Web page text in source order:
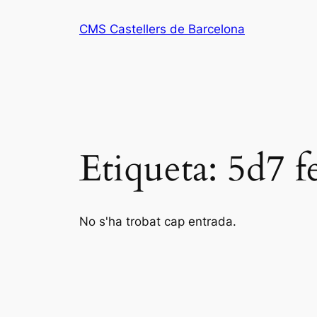
CMS Castellers de Barcelona
Etiqueta: 5d7
No s'ha trobat cap entrada.